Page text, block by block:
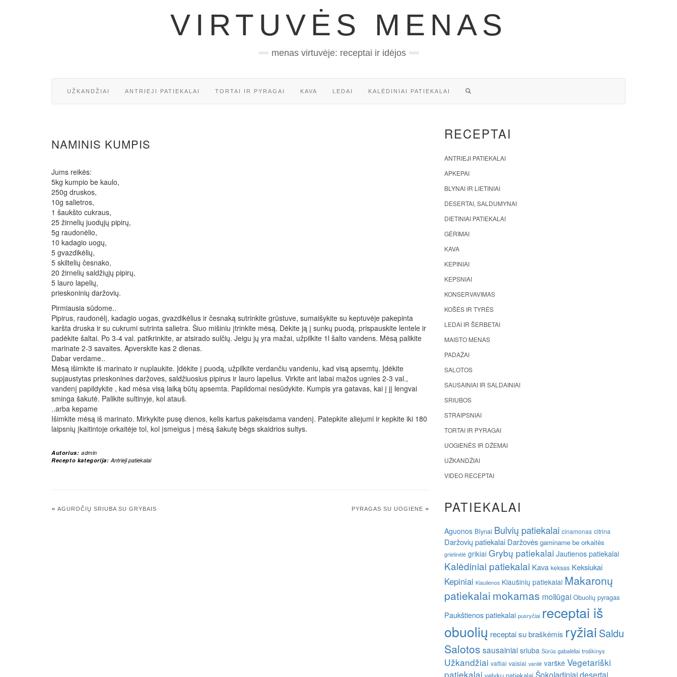
VIRTUVĖS MENAS
menas virtuvėje: receptai ir idėjos
UŽKANDŽIAI ANTRIEJI PATIEKALAI TORTAI IR PYRAGAI KAVA LEDAI KALĖDINIAI PATIEKALAI
NAMINIS KUMPIS
Jums reikės:
5kg kumpio be kaulo,
250g druskos,
10g salietros,
1 šaukšto cukraus,
25 žirnelių juodųjų pipirų,
5g raudonėlio,
10 kadagio uogų,
5 gvazdikėlių,
5 skiltelių česnako,
20 žirnelių saldžiųjų pipirų,
5 lauro lapelių,
prieskoninių daržovių.
Pirmiausia sūdome..
Pipirus, raudonėlį, kadagio uogas, gvazdikėlius ir česnaką sutrinkite grūstuve, sumaišykite su keptuvėje pakepinta
karšta druska ir su cukrumi sutrinta salietra. Šiuo mišiniu įtrinkite mėsą. Dėkite ją į sunkų puodą, prispauskite lentele ir
padėkite šaltai. Po 3-4 val. patikrinkite, ar atsirado sulčių. Jeigu jų yra mažai, užpilkite 1l šalto vandens. Mėsą palikite
marinate 2-3 savaites. Apverskite kas 2 dienas.
Dabar verdame..
Mėsą išimkite iš marinato ir nuplaukite. Įdėkite į puodą, užpilkite verdančiu vandeniu, kad visą apsemtų. Įdėkite
supjaustytas prieskonines daržoves, saldžiuosius pipirus ir lauro lapelius. Virkite ant labai mažos ugnies 2-3 val.,
vandenį papildykite , kad mėsa visą laiką būtų apsemta. Papildomai nesūdykite. Kumpis yra gatavas, kai į jį lengvai
sminga šakutė. Palikite sultinyje, kol atauš.
..arba kepame
Išimkite mėsą iš marinato. Mirkykite pusę dienos, kelis kartus pakeisdama vandenį. Patepkite aliejumi ir kepkite iki 180
laipsnių įkaitintoje orkaitėje tol, kol įsmeigus į mėsą šakutę bėgs skaidrios sultys.
Autorius: admin
Recepto kategorija:Antrieji patiekalai
« AGUROČIŲ SRIUBA SU GRYBAIS PYRAGAS SU UOGIENE »
RECEPTAI
ANTRIEJI PATIEKALAI
APKEPAI
BLYNAI IR LIETINIAI
DESERTAI, SALDUMYNAI
DIETINIAI PATIEKALAI
GĖRIMAI
KAVA
KEPINIAI
KEPSNIAI
KONSERVAVIMAS
KOŠĖS IR TYRĖS
LEDAI IR ŠERBETAI
MAISTO MENAS
PADAŽAI
SALOTOS
SAUSAINIAI IR SALDAINIAI
SRIUBOS
STRAIPSNIAI
TORTAI IR PYRAGAI
UOGIENĖS IR DŽEMAI
UŽKANDŽIAI
VIDEO RECEPTAI
PATIEKALAI
Aguonos Blynai Bulvių patiekalai cinamonas citrina
Daržovių patiekalai Daržovės gaminame be orkaitės
grietinėlė grikiai Grybų patiekalai Jautienos patiekalai
Kalėdiniai patiekalai Kava keksas Keksiukai
Kepiniai Kiaulienos Kiaušinių patiekalai Makaronų
patiekalai mokamas moliūgai Obuolių pyragas
Paukštienos patiekalai pusryčiai receptai iš
obuolių receptai su braškėmis ryžiai Saldu
Salotos sausainiai sriuba Sūrūs gabalėliai troškinys
Užkandžiai vafliai vaisiai vanilė varškė Vegetariški
patiekalai
Šokoladiniai desertai